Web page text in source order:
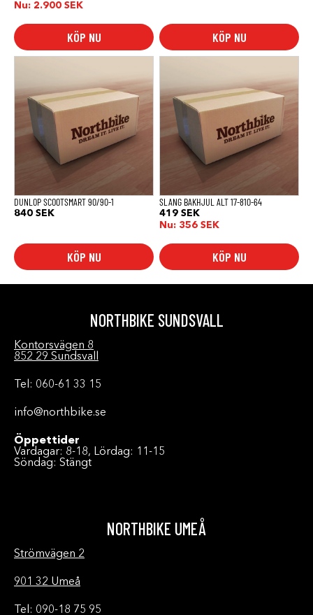
Nu: 2.900 SEK
KÖP NU KÖP NU
DUNLOP SCOOTSMART 90/90-1
840 SEK
KÖP NU
SLANG BAKHJUL ALT 17-810-64
419 SEK
Nu: 356 SEK
KÖP NU
NORTHBIKE SUNDSVALL
Kontorsvägen 8
852 29 Sundsvall
Tel: 060-61 33 15
info@northbike.se
Öppettider
Vardagar: 8-18, Lördag: 11-15
Söndag: Stängt
NORTHBIKE UMEÅ
Strömvägen 2
901 32 Umeå
Tel: 090-18 75 95